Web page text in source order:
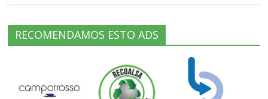
RECOMENDAMOS ESTO ADS